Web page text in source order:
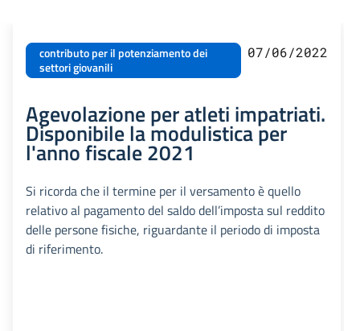
contributo per il potenziamento dei
settori giovanili
07/06/2022
Agevolazione per atleti impatriati.
Disponibile la modulistica per
l'anno fiscale 2021
Si ricorda che il termine per il versamento è quello
relativo al pagamento del saldo dell’imposta sul reddito
delle persone fisiche, riguardante il periodo di imposta
di riferimento.